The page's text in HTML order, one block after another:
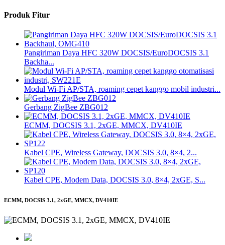
Produk Fitur
Pangiriman Daya HFC 320W DOCSIS/EuroDOCSIS 3.1
Backha...
Modul Wi-Fi AP/STA, roaming cepet kanggo mobil industri...
Gerbang ZigBee ZBG012
ECMM, DOCSIS 3.1, 2xGE, MMCX, DV410IE
Kabel CPE, Wireless Gateway, DOCSIS 3.0, 8×4, 2...
Kabel CPE, Modem Data, DOCSIS 3.0, 8×4, 2xGE, S...
ECMM, DOCSIS 3.1, 2xGE, MMCX, DV410IE